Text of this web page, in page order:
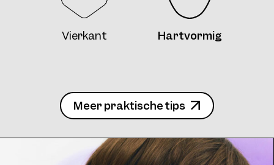
Vierkant Hartvormig
Meer praktische tips